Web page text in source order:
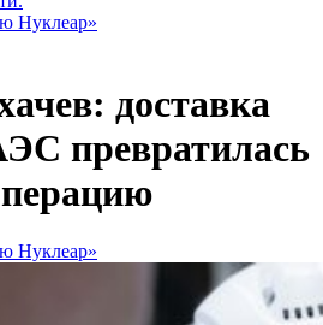
Нуклеар»
доставка
превратилась
Нуклеар»